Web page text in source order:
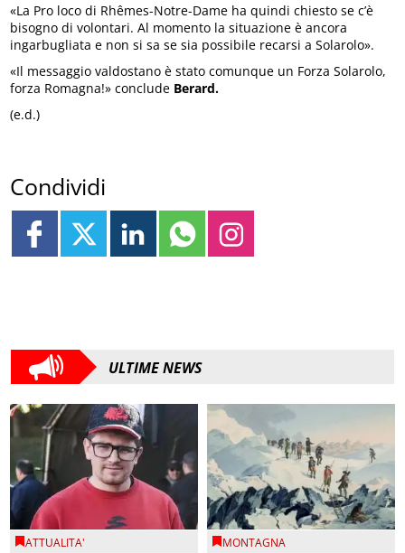
«La Pro loco di Rhêmes-Notre-Dame ha quindi chiesto se c’è
bisogno di volontari. Al momento la situazione è ancora
ingarbugliata e non si sa se sia possibile recarsi a Solarolo».
«Il messaggio valdostano è stato comunque un Forza Solarolo,
forza Romagna!» conclude Berard.
(e.d.)
Condividi
ULTIME NEWS
ATTUALITA' MONTAGNA